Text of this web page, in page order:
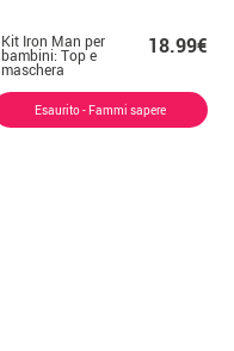
Kit Iron Man per
bambini: Top e
maschera
18.99€
Esaurito - Fammi sapere